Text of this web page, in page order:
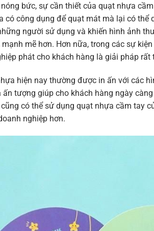
bức, sự cần thiết của quạt nhựa
có công dụng để quạt mát mà lại có thể
người sử dụng và khiến hình ảnh
mẽ hơn. Hơn nữa, trong các sự
phát cho khách hàng là giải pháp
hiện nay thường được in ấn với các
tượng giúp cho khách hàng ngày
có thể sử dụng quạt nhựa cầm tay
nghiệp hơn.